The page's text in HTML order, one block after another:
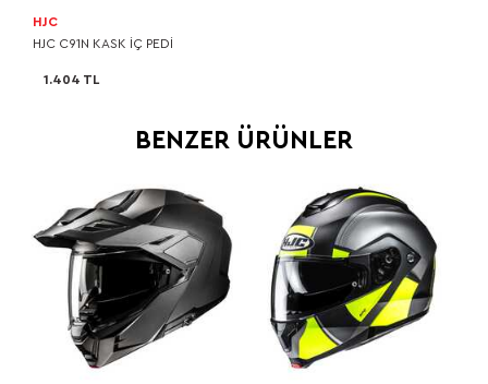
HJC
HJC C91N KASK İÇ PEDİ
1.404 TL
BENZER ÜRÜNLER